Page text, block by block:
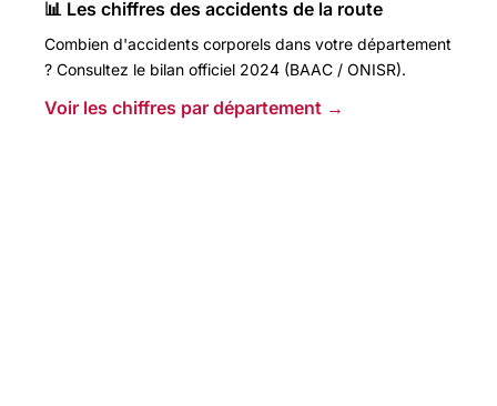
📊 Les chiffres des accidents de la route
Combien d'accidents corporels dans votre département
? Consultez le bilan officiel 2024 (BAAC / ONISR).
Voir les chiffres par département →